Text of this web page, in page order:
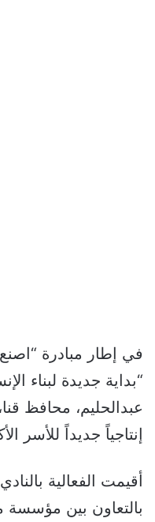
في إطار مبادرة
“بداية جديدة لبناء
إنتاجياً جديداً للأسر
أقيمت الفعالية
بالتعاون بين